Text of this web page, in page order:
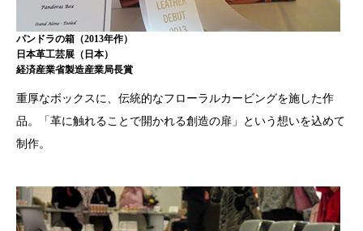
パンドラの箱（2013年作）
日本革工芸展（日本）
経済産業省製造産業局長賞
重厚なボックスに、伝統的なフローラルカービングを施した作
品。「革に触れることで開かれる創造の扉」という想いを込めて
制作。